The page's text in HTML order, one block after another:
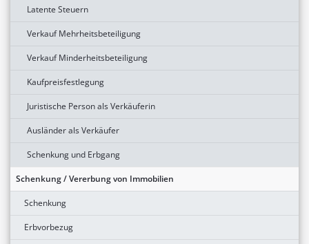
Latente Steuern
Verkauf Mehrheitsbeteiligung
Verkauf Minderheitsbeteiligung
Kaufpreisfestlegung
Juristische Person als Verkäuferin
Ausländer als Verkäufer
Schenkung und Erbgang
Schenkung / Vererbung von Immobilien
Schenkung
Erbvorbezug